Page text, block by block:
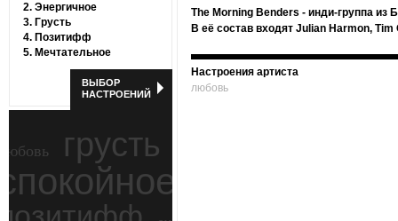
2. Энергичное
3. Грусть
4. Позитифф
5. Мечтательное
ВЫБОР
НАСТРОЕНИЙ
грусть
The Morning Benders - инди-группа из
В её состав входят Julian Harmon, Tim
Настроения артиста
любовь